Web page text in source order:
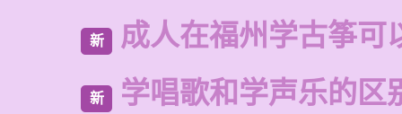
新 成人在福州学古筝可
新 学唱歌和学声乐的区